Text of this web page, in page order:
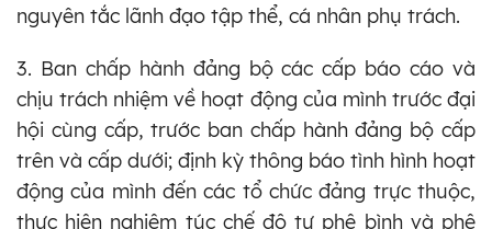
nguyên tắc lãnh đạo tập thể, cá nhân phụ trách.
3. Ban chấp hành đảng bộ các cấp báo cáo và
chịu trách nhiệm về hoạt động của mình trước đại
hội cùng cấp, trước ban chấp hành đảng bộ cấp
trên và cấp dưới; định kỳ thông báo tình hình hoạt
động của mình đến các tổ chức đảng trực thuộc,
thực hiện nghiêm túc chế độ tự phê bình và phê